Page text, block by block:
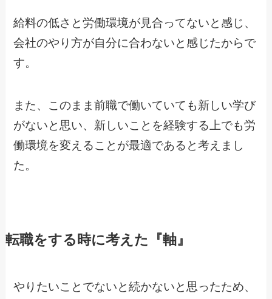
給料の低さと労働環境が見合ってないと感じ、
会社のやり方が自分に合わないと感じたからで
す。
また、このまま前職で働いていても新しい学び
がないと思い、新しいことを経験する上でも労
働環境を変えることが最適であると考えまし
た。
転職をする時に考えた『軸』
やりたいことでないと続かないと思ったため、